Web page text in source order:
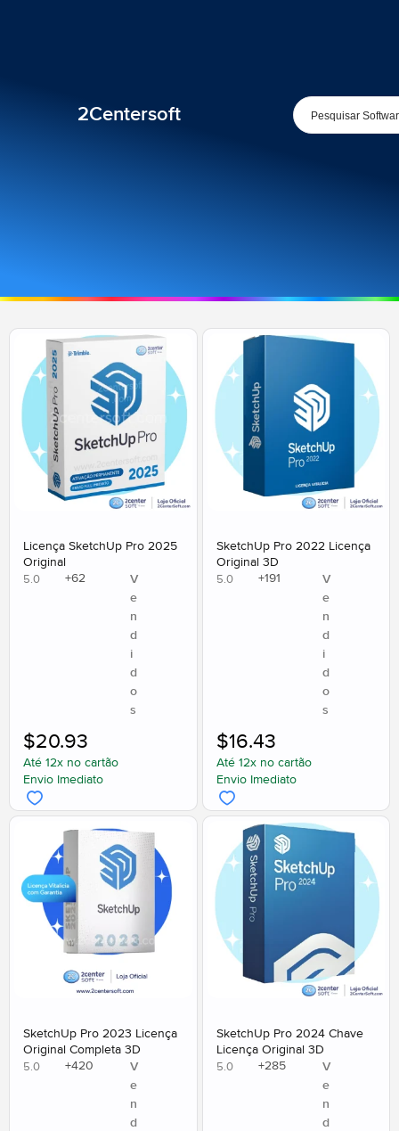
2Centersoft
Licença SketchUp Pro 2025
Original
5.0 +62
V
e
n
d
i
d
o
s
Até 12x no cartão
Envio Imediato
$20.93
SketchUp Pro 2022 Licença
Original 3D
5.0 +191
V
e
n
d
i
d
o
s
Até 12x no cartão
Envio Imediato
$16.43
SketchUp Pro 2023 Licença
Original Completa 3D
5.0 +420
V
e
n
d
SketchUp Pro 2024 Chave
Licença Original 3D
5.0 +285
V
e
n
d